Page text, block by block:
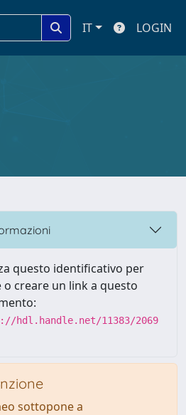
IT LOGIN
questo identificativo per
o creare un link a questo
hdl.handle.net/11383/2069
sottopone a